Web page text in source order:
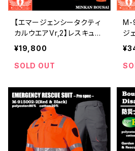
【エマージェンシータクティ
カルウエアVr,2】レスキュー
オレンジ活動服 | 危機管理
ブランド民間防災
¥19,800
SOLD OUT
M-
ジ
ツ
ラ
間